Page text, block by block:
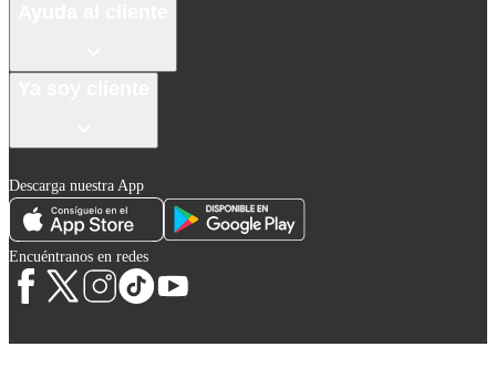
Descarga nuestra App
Encuéntranos en redes